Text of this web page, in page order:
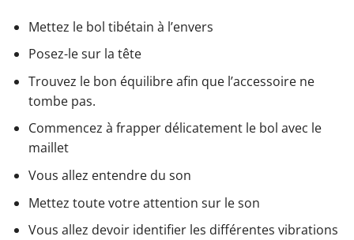
Mettez le bol tibétain à l’envers
Posez-le sur la tête
Trouvez le bon équilibre afin que l’accessoire ne
tombe pas.
Commencez à frapper délicatement le bol avec le
maillet
Vous allez entendre du son
Mettez toute votre attention sur le son
Vous allez devoir identifier les différentes vibrations